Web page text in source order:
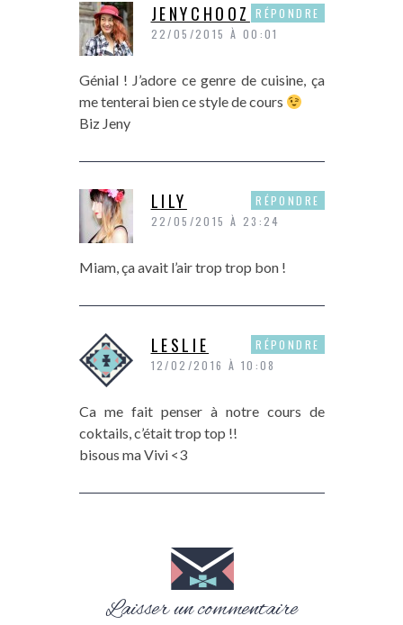
JENYCHOOZ
22/05/2015 À 00:01
Génial ! J’adore ce genre de cuisine, ça
me tenterai bien ce style de cours
Biz Jeny
RÉPONDRE
LILY
22/05/2015 À 23:24
Miam, ça avait l’air trop trop bon !
RÉPONDRE
LESLIE
12/02/2016 À 10:08
Ca me fait penser à notre cours de
coktails, c’était trop top !!
bisous ma Vivi <3
RÉPONDRE
Laisser un commentaire